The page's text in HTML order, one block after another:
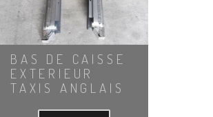
BAS DE CAISSE
EXTERIEUR
TAXIS ANGLAIS